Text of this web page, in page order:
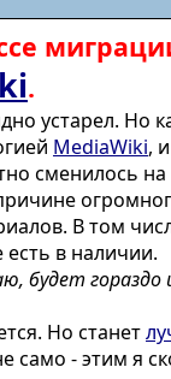
.
устарел. Но
MediaWiki,
сменилось
В том
есть в наличии.
будет гораздо
Но станет
само - этим я